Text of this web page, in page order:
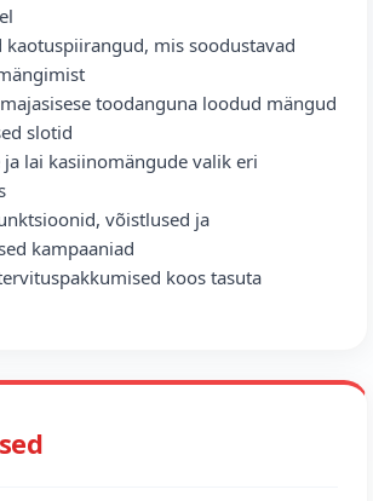
kaotuspiirangud, mis soodustavad
toodanguna loodud mängud
slotid
lai kasiinomängude valik eri
võistlused ja
kampaaniad
koos tasuta